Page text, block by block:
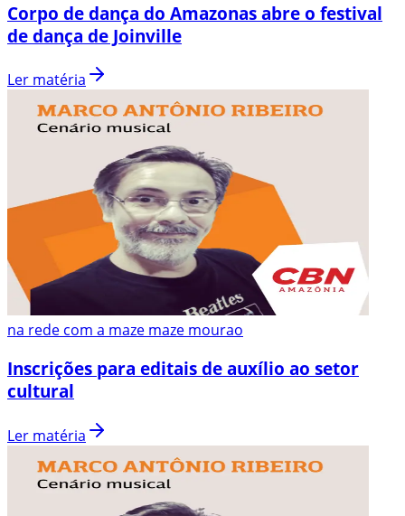
Corpo de dança do Amazonas abre o festival
de dança de Joinville
Ler matéria
na rede com a maze maze mourao
Inscrições para editais de auxílio ao setor
cultural
Ler matéria